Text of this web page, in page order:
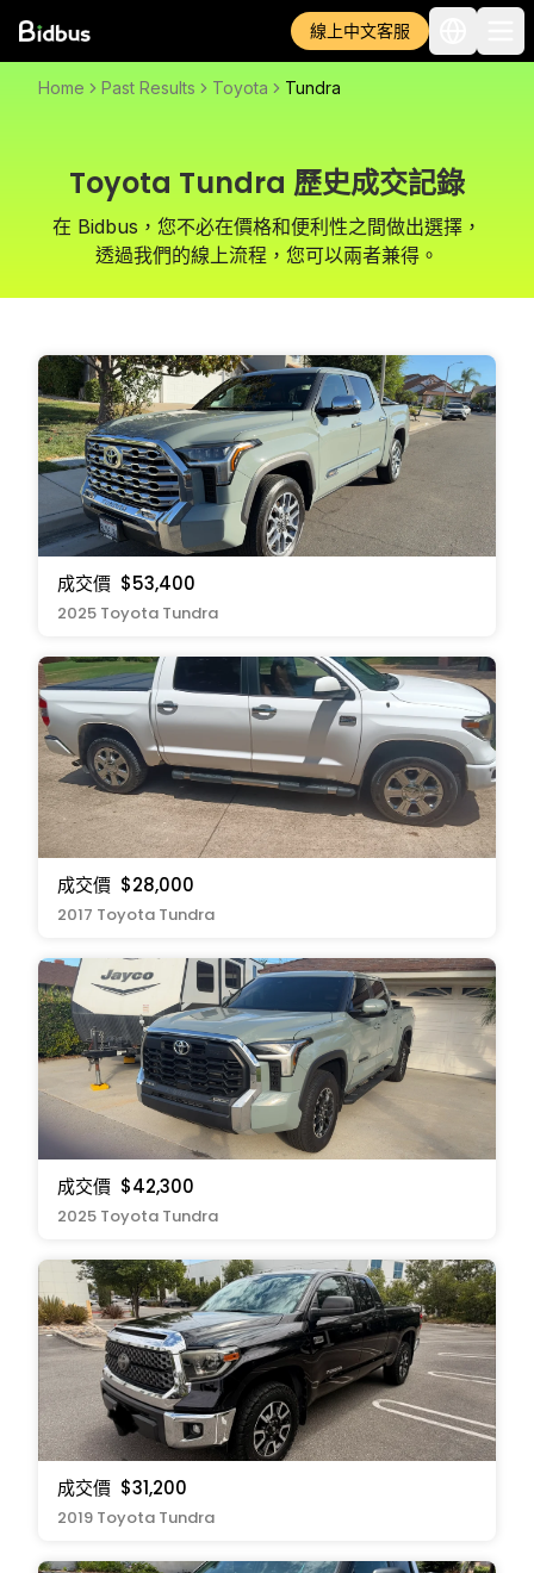
線上中文客服
Home Past Results Toyota Tundra
Toyota Tundra 歷史成交記錄
在 Bidbus，您不必在價格和便利性之間做出選擇，
透過我們的線上流程，您可以兩者兼得。
成交價 $53,400
2025 Toyota Tundra
成交價 $28,000
2017 Toyota Tundra
成交價 $42,300
2025 Toyota Tundra
成交價 $31,200
2019 Toyota Tundra